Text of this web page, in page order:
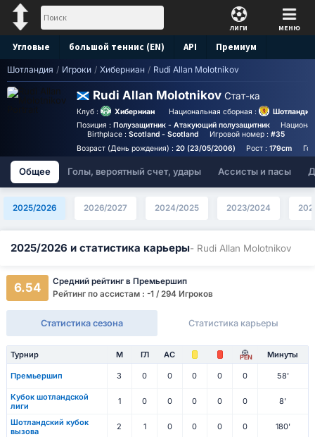
ЛИГИ МЕНЮ
Угловые большой теннис (EN) API Премиум
Прогноз
Шотландия / Игроки / Хиберниан / Rudi Allan Molotnikov
Rudi Allan Molotnikov Стат-ка
Клуб : Хиберниан Национальная сборная :
Шотландия
Позиция : Полузащитник - Атакующий полузащитник
Birthplace :Scotland - Scotland Игровой номер : #35
Возраст (День рождения) : 20 (23/05/2006) Рост :179cm
Общее Голы, вероятный счет, удары Ассисты и пасы
2025/2026 2026/2027 2024/2025 2023/2024
2025/2026 и статистика карьеры- Rudi Allan Molotnikov
6.54
Средний рейтинг в Премьершип
Рейтинг по ассистам : -1 / 294 Игроков
Статистика сезона Статистика карьеры
Турнир М ГЛ АС PEN Минуты
Премьершип 3 0 0 0 0 0 58'
Кубок шотландской
лиги
1 0 0 0 0 0 8'
Шотландский кубок
вызова
2 1 0 0 0 0 180'